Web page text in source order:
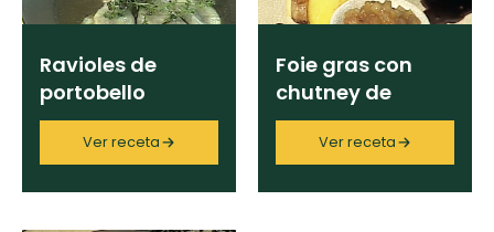
Ravioles de
portobello
Ver receta
Foie gras con
chutney de
duraznos
Ver receta